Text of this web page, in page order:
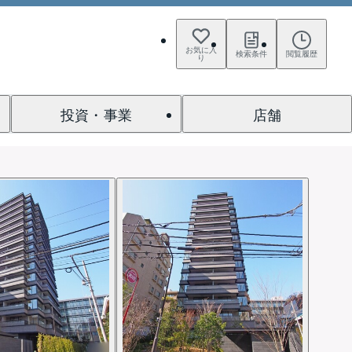
お気に入
り 検索条件 閲覧履歴
投資・事業 店舗